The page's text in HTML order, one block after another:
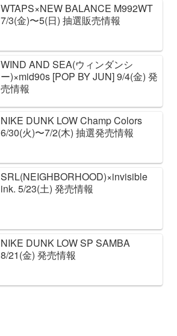
WTAPS×NEW BALANCE M992WT
7/3(金)〜5(日) 抽選販売情報
WIND AND SEA(ウィンダンシ
ー)×mid90s [POP BY JUN] 9/4(金) 発
売情報
NIKE DUNK LOW Champ Colors
6/30(火)〜7/2(木) 抽選発売情報
SRL(NEIGHBORHOOD)×invisible
ink. 5/23(土) 発売情報
NIKE DUNK LOW SP SAMBA
8/21(金) 発売情報